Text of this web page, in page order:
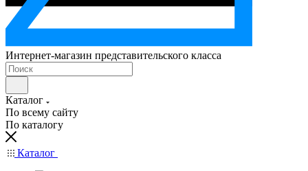
Интернет-магазин представительского класса
Каталог
По всему сайту
По каталогу
Каталог